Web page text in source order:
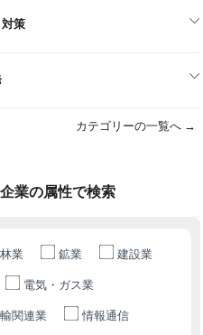
策
カテゴリーの一覧へ →
業の属性で検索
業 鉱業 建設業
電気・ガス業
関連業 情報通信